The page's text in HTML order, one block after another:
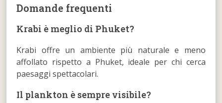
Domande frequenti
Krabi è meglio di Phuket?
Krabi offre un ambiente più naturale e meno
affollato rispetto a Phuket, ideale per chi cerca
paesaggi spettacolari.
Il plankton è sempre visibile?